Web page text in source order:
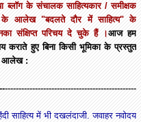
ब्लॉग के संचालक साहित्यकार /समीक्षक
के आलेख"बदलते दौर में साहित्य"के
संक्षिप्त परिचय दे चुके हैं ।आज हम
कराते हुए बिना किसी भूमिका के प्रस्तुत
आलेख:
------------------------------------------------
साहित्य में भी दखलंदाजी. जवाहर नवोदय